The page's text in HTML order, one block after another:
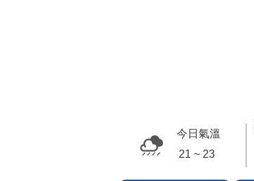
今日氣溫
21 ~ 23